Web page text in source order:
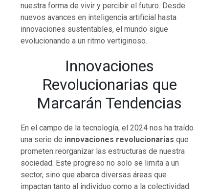
nuestra forma de vivir y percibir el futuro. Desde
nuevos avances en inteligencia artificial hasta
innovaciones sustentables, el mundo sigue
evolucionando a un ritmo vertiginoso.
Innovaciones
Revolucionarias que
Marcarán Tendencias
En el campo de la tecnología, el 2024 nos ha traído
una serie de innovaciones revolucionarias que
prometen reorganizar las estructuras de nuestra
sociedad. Este progreso no solo se limita a un
sector, sino que abarca diversas áreas que
impactan tanto al individuo como a la colectividad.